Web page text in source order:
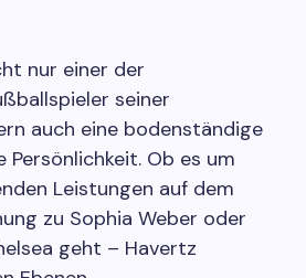
nur einer der
seiner
auch eine bodenständige
Ob es um
Leistungen auf dem
zu Sophia Weber oder
geht – Havertz